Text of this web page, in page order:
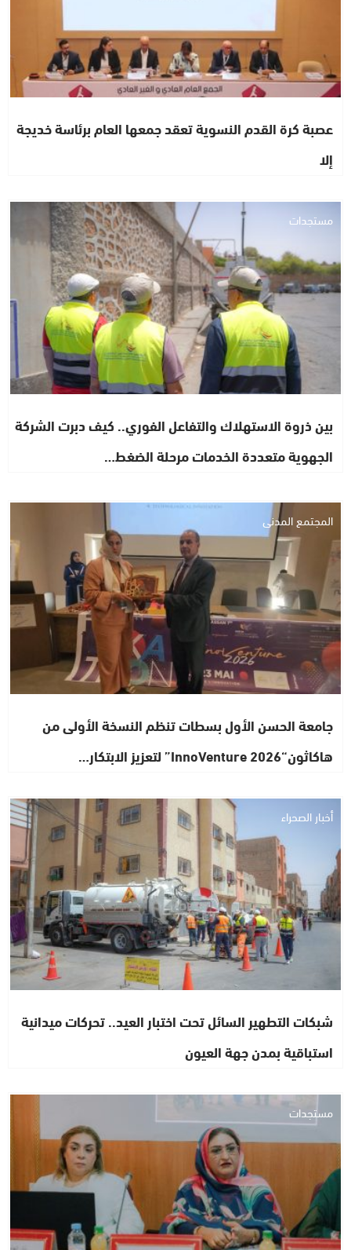
عصبة كرة القدم النسوية تعقد جمعها العام برئاسة خديجة
إلا
مستجدات
بين ذروة الاستهلاك والتفاعل الفوري.. كيف دبرت الشركة
الجهوية متعددة الخدمات مرحلة الضغط…
المجتمع المدني
جامعة الحسن الأول بسطات تنظم النسخة الأولى من
هاكاثون“InnoVenture 2026” لتعزيز الابتكار…
أخبار الصحراء
شبكات التطهير السائل تحت اختبار العيد.. تحركات ميدانية
استباقية بمدن جهة العيون
مستجدات